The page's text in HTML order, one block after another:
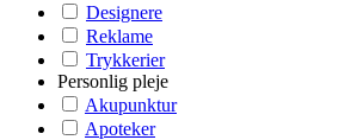
Designere
Reklame
Trykkerier
Personlig pleje
Akupunktur
Apoteker